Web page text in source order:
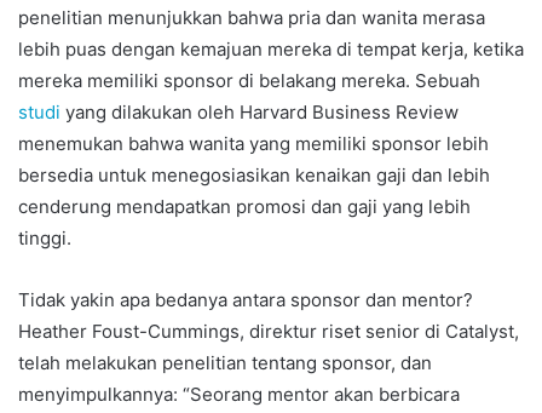
penelitian menunjukkan bahwa pria dan wanita merasa
lebih puas dengan kemajuan mereka di tempat kerja, ketika
mereka memiliki sponsor di belakang mereka. Sebuah
studi yang dilakukan oleh Harvard Business Review
menemukan bahwa wanita yang memiliki sponsor lebih
bersedia untuk menegosiasikan kenaikan gaji dan lebih
cenderung mendapatkan promosi dan gaji yang lebih
tinggi.
Tidak yakin apa bedanya antara sponsor dan mentor?
Heather Foust-Cummings, direktur riset senior di Catalyst,
telah melakukan penelitian tentang sponsor, dan
menyimpulkannya: “Seorang mentor akan berbicara